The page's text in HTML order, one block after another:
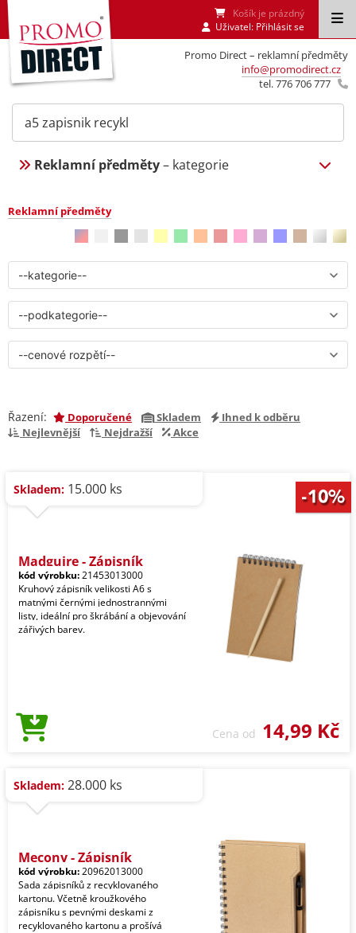
Promo Direct – reklamní předměty
info@promodirect.cz
tel. 776 706 777
Košík je prázdný
Uživatel: Přihlásit se
Reklamní předměty– kategorie
Reklamní předměty
Řazení: Doporučené Skladem
Ihned k odběru
Nejlevnější
Nejdražší Akce
Skladem: 15.000 ks
Madguire - Zápisník
kód výrobku:21453013000
Kruhový zápisník velikosti A6 s
matnými černými jednostrannými
listy, ideální pro škrábání a objevování
zářivých barev.
Cena od 14,99 Kč
Skladem: 28.000 ks
Mecony - Zápisník
kód výrobku:20962013000
Sada zápisníků z recyklovaného
kartonu. Včetně kroužkového
zápisníku s pevnými deskami z
recyklovaného kartonu a prošívá